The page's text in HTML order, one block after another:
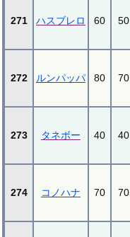
271 ハスブレロ 60 50
272 ルンパッパ 80 70
273 タネボー 40 40
274 コノハナ 70 70